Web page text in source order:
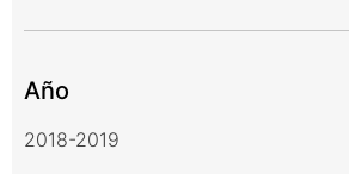
Año
2018-2019